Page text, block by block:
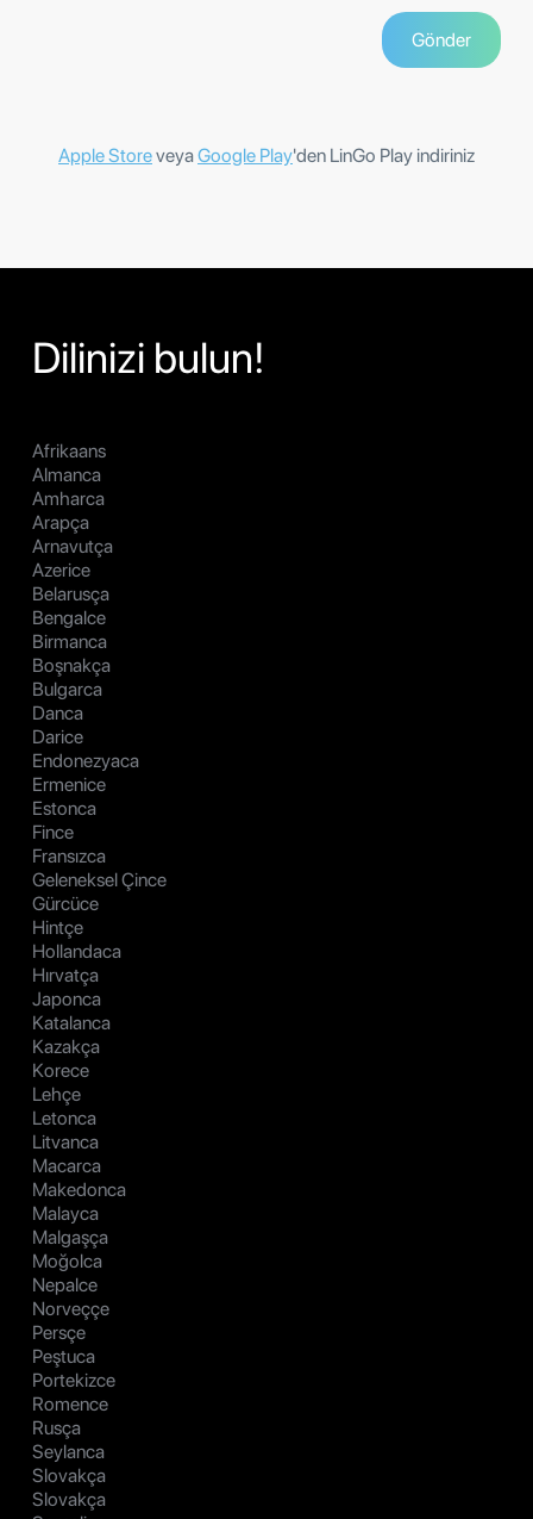
Apple StoreveyaGoogle Play'den LinGo Play indiriniz
Dilinizi bulun!
Afrikaans
Almanca
Amharca
Arapça
Arnavutça
Azerice
Belarusça
Bengalce
Birmanca
Boşnakça
Bulgarca
Danca
Darice
Endonezyaca
Ermenice
Estonca
Fince
Fransızca
Geleneksel Çince
Gürcüce
Hintçe
Hollandaca
Hırvatça
Japonca
Katalanca
Kazakça
Korece
Lehçe
Letonca
Litvanca
Macarca
Makedonca
Malayca
Malgaşça
Moğolca
Nepalce
Norveççe
Persçe
Peştuca
Portekizce
Romence
Rusça
Seylanca
Slovakça
Slovakça